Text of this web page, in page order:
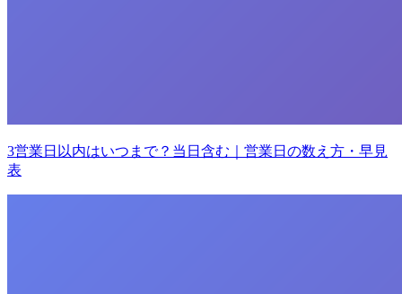
3営業日以内はいつまで？当日含む｜営業日の数え方・早見
表